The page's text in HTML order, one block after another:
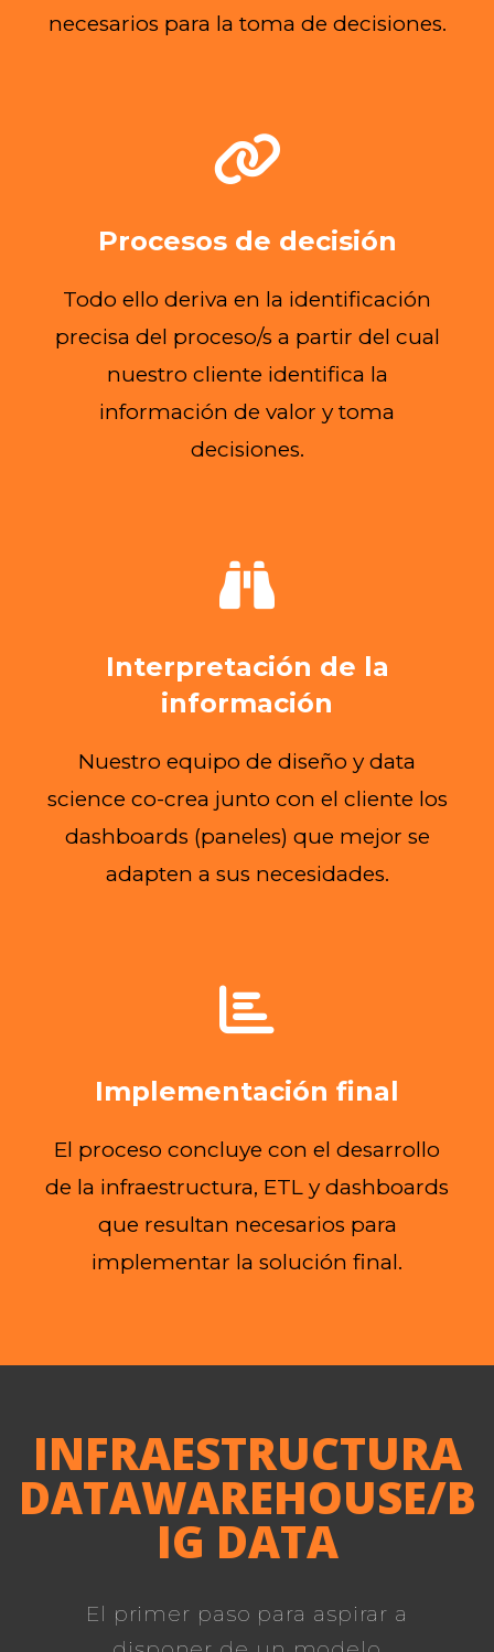
necesarios para la toma de decisiones.
Procesos de decisión
Todo ello deriva en la identificación
precisa del proceso/s a partir del cual
nuestro cliente identifica la
información de valor y toma
decisiones.
Interpretación de la
información
Nuestro equipo de diseño y data
science co-crea junto con el cliente los
dashboards (paneles) que mejor se
adapten a sus necesidades.
Implementación final
El proceso concluye con el desarrollo
de la infraestructura, ETL y dashboards
que resultan necesarios para
implementar la solución final.
INFRAESTRUCTURA
DATAWAREHOUSE/B
IG DATA
El primer paso para aspirar a